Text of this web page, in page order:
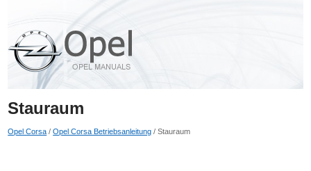
Stauraum
Opel Corsa /Opel Corsa Betriebsanleitung / Stauraum